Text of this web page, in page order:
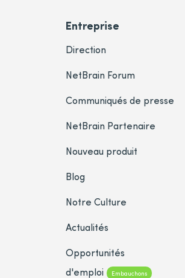
Entreprise
Direction
NetBrain Forum
Communiqués de presse
NetBrain Partenaire
Nouveau produit
Blog
Notre Culture
Actualités
Opportunités
d'emploi
Embauchons